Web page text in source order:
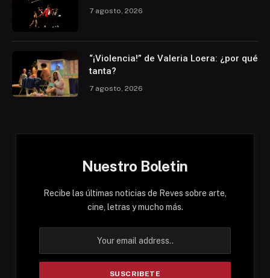
7 agosto, 2026
“¡Violencia!” de Valeria Loera: ¿por qué
tanta?
7 agosto, 2026
Nuestro Boletin
Recibe las últimas noticias de Reves sobre arte,
cine, letras y mucho más.